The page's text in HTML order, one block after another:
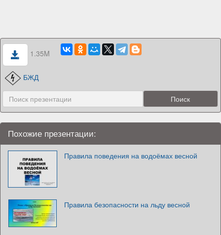
1.35M
БЖД
Похожие презентации:
Правила поведения на водоёмах весной
Правила безопасности на льду весной